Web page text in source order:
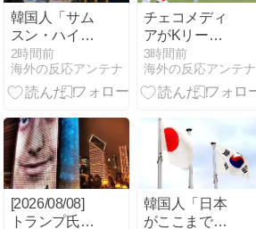
韓国人「サム
スン・ハイニ
ックスを涙を
飲んで売る海
外の大口投資
裏事情と
は？」
2時間前
海外の反応アンテナ
チェコメディ
アがKリーグ
を分析「韓国
は絶対にあき
らめない」
3時間前
海外の反応アンテナ
[2026/08/08]
トランプ氏、
韓国人「日本
がここまでの